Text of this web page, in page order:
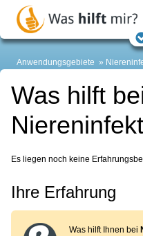
Anwendungsgebiete
Was hilft
Es liegen noch keine
Ihre Erfahrung
Was hilft Ihnen bei